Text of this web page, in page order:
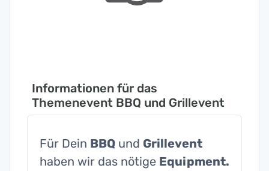
Informationen für das
Themenevent BBQ und Grillevent
Für Dein BBQ und Grillevent
haben wir das nötige Equipment.